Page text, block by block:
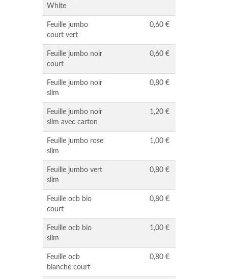
White
Feuille jumbo
court vert
0,60 €
Feuille jumbo noir
court
0,60 €
Feuille jumbo noir
slim
0,80 €
Feuille jumbo noir
slim avec carton
1,20 €
Feuille jumbo rose
slim
1,00 €
Feuille jumbo vert
slim
0,80 €
Feuille ocb bio
court
0,80 €
Feuille ocb bio
slim
1,00 €
Feuille ocb
blanche court
0,80 €